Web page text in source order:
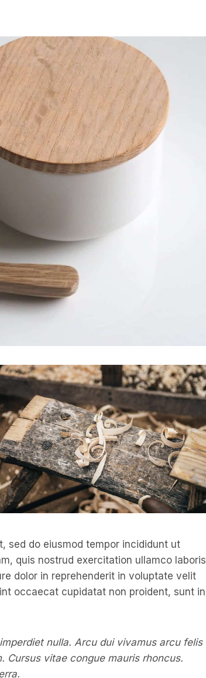
sed do eiusmod tempor incididunt ut
quis nostrud exercitation ullamco laboris
dolor in reprehenderit in voluptate velit
occaecat cupidatat non proident, sunt in
nulla. Arcu dui vivamus arcu felis
Cursus vitae congue mauris rhoncus.